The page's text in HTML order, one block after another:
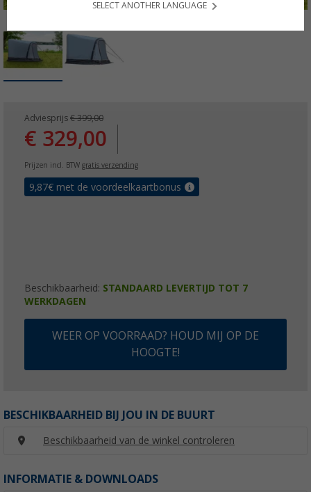
Adviesprijs € 399,00
€ 329,00
Prijzen incl. BTW gratis verzending
9,87€ met de voordeelkaartbonus
Beschikbaarheid: STANDAARD LEVERTIJD TOT 7
WERKDAGEN
WEER OP VOORRAAD? HOUD MIJ OP DE
HOOGTE!
BESCHIKBAARHEID BIJ JOU IN DE BUURT
Beschikbaarheid van de winkel controleren
INFORMATIE & DOWNLOADS
SELECT ANOTHER LANGUAGE